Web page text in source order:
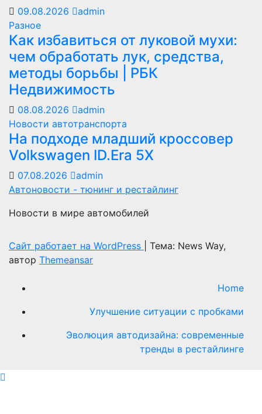
09.08.2026
admin
Разное
Как избавиться от луковой мухи:
чем обработать лук, средства,
методы борьбы | РБК
Недвижимость
08.08.2026
admin
Новости автотранспорта
На подходе младший кроссовер
Volkswagen ID.Era 5X
07.08.2026
admin
Автоновости - тюнинг и рестайлинг
Новости в мире автомобилей
Сайт работает на WordPress
Тема: News Way,
автор Themeansar
Home
Улучшение ситуации с пробками
Эволюция автодизайна: современные
тренды в рестайлинге